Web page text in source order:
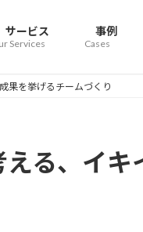
サービス
Services
事例
Cases
果を挙げるチームづくり
る、イキ